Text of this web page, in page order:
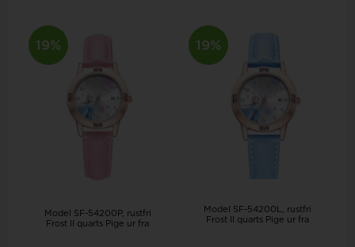
19%
Model SF-54200P
rustfri
Frost II quarts Pige ur fra
19%
Model SF-54200L
rustfri
Frost II quarts Pige ur fra